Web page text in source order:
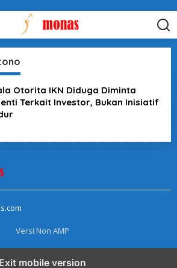
Otorita IKN Diduga Diminta
Terkait Investor, Bukan Inisiatif
Versi Non AMP
Exit mobile version